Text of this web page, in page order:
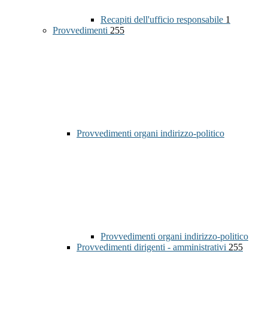
Recapiti dell'ufficio responsabile 1
Provvedimenti 255
Provvedimenti organi indirizzo-politico
Provvedimenti organi indirizzo-politico
Provvedimenti dirigenti - amministrativi 255